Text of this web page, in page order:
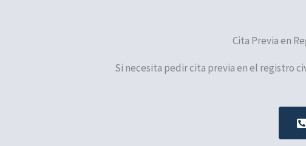
Cita Previa en
Si necesita pedir cita previa en el registro